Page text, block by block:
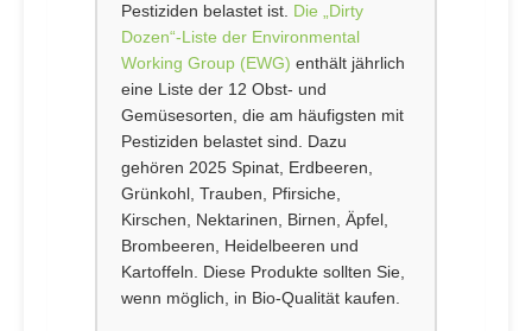
Pestiziden belastet ist. Die „Dirty
Dozen“-Liste der Environmental
Working Group (EWG) enthält jährlich
eine Liste der 12 Obst- und
Gemüsesorten, die am häufigsten mit
Pestiziden belastet sind. Dazu
gehören 2025 Spinat, Erdbeeren,
Grünkohl, Trauben, Pfirsiche,
Kirschen, Nektarinen, Birnen, Äpfel,
Brombeeren, Heidelbeeren und
Kartoffeln. Diese Produkte sollten Sie,
wenn möglich, in Bio-Qualität kaufen.